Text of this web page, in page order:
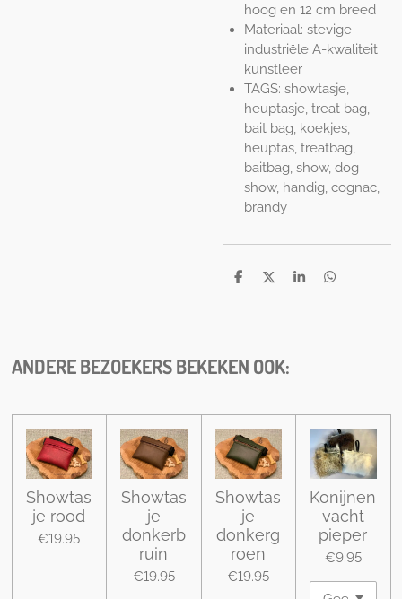
hoog en 12 cm breed
Materiaal: stevige
industriële A-kwaliteit
kunstleer
TAGS: showtasje,
heuptasje, treat bag,
bait bag, koekjes,
heuptas, treatbag,
baitbag, show, dog
show, handig, cognac,
brandy
S
S
S
S
ANDERE BEZOEKERS BEKEKEN OOK:
Showtas
je rood
€19.95
Showtas
je
donkerb
ruin
€19.95
Showtas
je
donkerg
roen
€19.95
Konijnen
vacht
pieper
€9.95